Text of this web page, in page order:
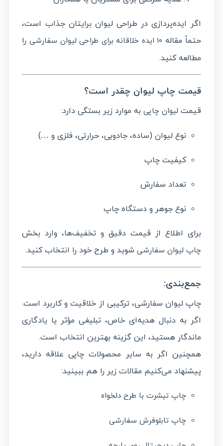
اگر ایده‌پردازی در طراحی لیوان برایتان جذاب است،
حتماً مقاله ۱۰ ایده خلاقانه برای طراحی لیوان سفارشی
را
مطالعه کنید.
قیمت چاپ لیوان چقدر است؟
قیمت لیوان چاپی به موارد زیر بستگی دارد:
نوع لیوان (ساده، جادویی، حرارتی، فلزی و …)
کیفیت چاپ
تعداد سفارش
نوع جوهر و دستگاه چاپ
برای اطلاع از قیمت دقیق و تخفیف‌ها، وارد بخش
چاپ لیوان سفارشی شوید و طرح خود را انتخاب کنید.
جمع‌بندی:
چاپ لیوان سفارشی، ترکیبی از خلاقیت و کاربرد است.
اگر به دنبال هدیه‌ای خاص، تبلیغی مؤثر یا یادگاری
ماندگار هستید، این گزینه بهترین انتخاب است.
همچنین اگر به سایر محصولات چاپی علاقه دارید،
پیشنهاد می‌کنیم مقالات زیر را هم ببینید:
چاپ تیشرت با طرح دلخواه
چاپ تابلوفرش سفارشی